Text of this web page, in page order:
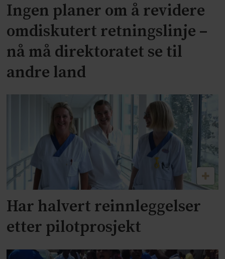
Ingen planer om å revidere
omdiskutert retningslinje –
nå må direktoratet se til
andre land
Har halvert reinnleggelser
etter pilotprosjekt